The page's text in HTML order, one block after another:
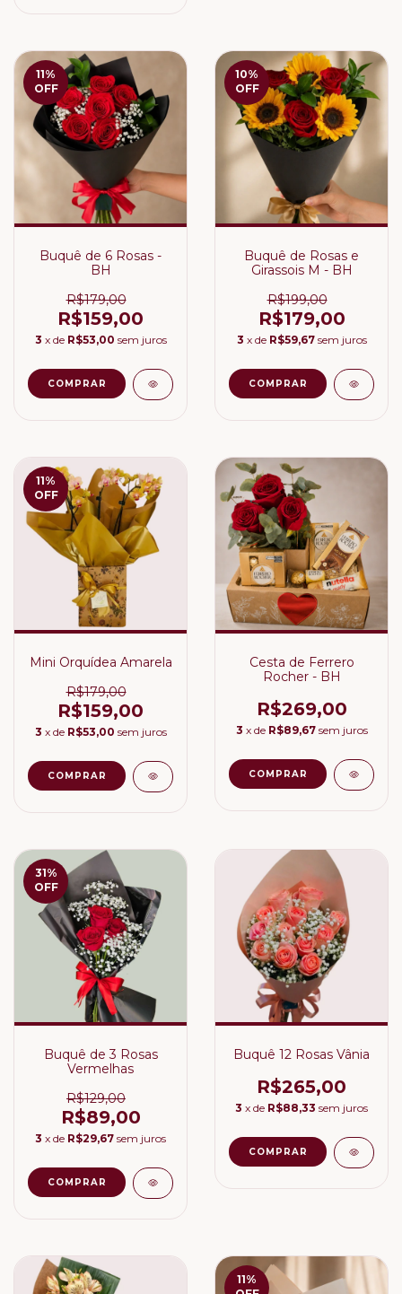
11%
OFF
Buquê de 6 Rosas -
BH
R$179,00
R$159,00
3 x de R$53,00 sem juros
10%
OFF
Buquê de Rosas e
Girassois M - BH
R$199,00
R$179,00
3 x de R$59,67 sem juros
11%
OFF
Mini Orquídea Amarela
R$179,00
R$159,00
3 x de R$53,00 sem juros
Cesta de Ferrero
Rocher - BH
R$269,00
3 x de R$89,67 sem juros
31%
OFF
Buquê de 3 Rosas
Vermelhas
R$129,00
R$89,00
3 x de R$29,67 sem juros
Buquê 12 Rosas Vânia
R$265,00
3 x de R$88,33 sem juros
11%